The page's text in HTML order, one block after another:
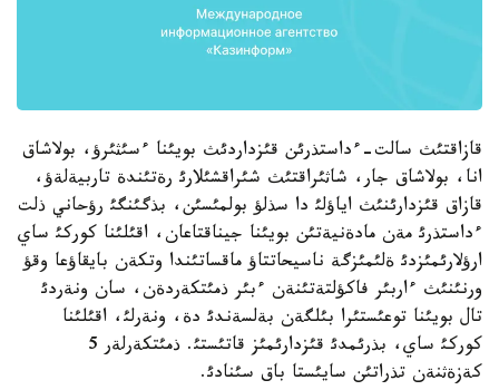
قازاقتئث سالت-ءداستذرئن قئزداردئث بويئنا ءسئثئرؤ، بولاشاق
انا، بولاشاق جار، شاثئراقتئث شئراقشئلارئ رةتئندة تاربيةلةؤ،
قازاق قئزدارئنئث اياؤلئ دا سذلؤ بولمئسئن، بذگئنگئ رؤحاني ذلت
ءداستذرئ مةن مادةنيةتئن بويئنا جيناقتاعان، اقئلئنا كوركئ ساي
ارؤلارئمئزدئ ةلئمئزگة ناسيحاتتاؤ ماقساتئندا وتكةن بايقاؤعا وقؤ
ورنئنئث ءاربئر فاكؤلتةتئنةن ءبئر ذمئتكةردةن، سان ونةردئ
تال بويئنا توعئستئرا بئلگةن بةلسةندئ دة، ونةرلئ، اقئلئنا
كوركئ ساي، بذرئمدئ قئزدارئمئز قاتئستئ. ذمئتكةرلةر 5
كةزةثنةن تذراتئن سايئستا باق سئنادئ.